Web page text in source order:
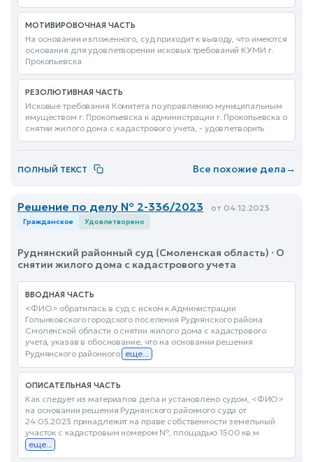
МОТИВИРОВОЧНАЯ ЧАСТЬ
На основании изложенного, суд приходит к выводу, что имеются
основания для удовлетворении исковых требований КУМИ г.
Прокопьевска
РЕЗОЛЮТИВНАЯ ЧАСТЬ
Исковые требования Комитета по управлению муниципальным
имуществом г. Прокопьевска к администрации г. Прокопьевска о
снятии жилого дома с кадастрового учета, - удовлетворить
ПОЛНЫЙ ТЕКСТ Все похожие дела→
Решение по делу № 2-336/2023 от 04.12.2023
Гражданское Удовлетворено
Руднянский районный суд (Смоленская область) · О
снятии жилого дома с кадастрового учета
ВВОДНАЯ ЧАСТЬ
<ФИО> обратилась в суд с иском к Администрации
Голынковского городского поселения Руднянского района
Смоленской области о снятии жилого дома с кадастрового
учета, указав в обоснование, что на основании решения
Руднянского районного еще...
ОПИСАТЕЛЬНАЯ ЧАСТЬ
Как следует из материалов дела и установлено судом, <ФИО>
на основании решения Руднянского районного суда от
24.05.2023 принадлежит на праве собственности земельный
участок с кадастровым номером №, площадью 1500 кв.м
еще...